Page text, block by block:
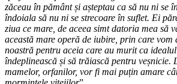
zăceau în pământ și așteptau ca să nu ni se
îndoiala să nu ni se strecoare în suflet. Ei
ziua ce mare, de aceea simt datoria mea să
această mare operă de iubire, prin care vom
noastră pentru aceia care au murit ca
îndeplinească și să trăiască pentru veșnicie.
mamelor, orfanilor, vor fi mai puțin amare